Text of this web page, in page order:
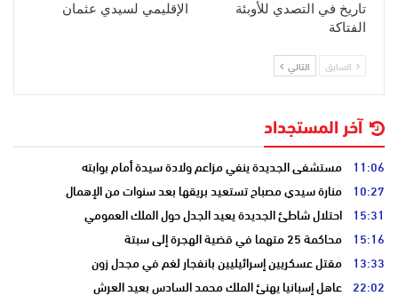
تاريخ في التصدي للأوبئة
الفتاكة
الإقليمي لسيدي عثمان
السابق التالي
آخر المستجداد
11:06 مستشفى الجديدة ينفي مزاعم ولادة سيدة أمام بوابته
10:27 منارة سيدي مصباح تستعيد بريقها بعد سنوات من الإهمال
15:31 احتلال شاطئ الجديدة يعيد الجدل حول الملك العمومي
15:16 محاكمة 25 متهما في قضية الهجرة إلى سبتة
13:33 مقتل عسكريين إسرائيليين بانفجار لغم في مجدل زون
22:02 عاهل إسبانيا يهنئ الملك محمد السادس بعيد العرش